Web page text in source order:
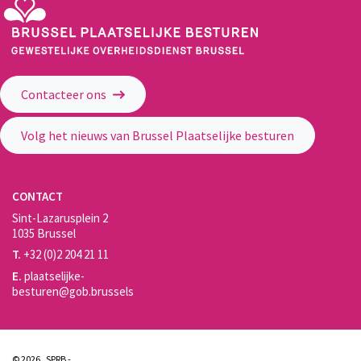
Contacteer ons
Volg het nieuws van Brussel Plaatselijke besturen
CONTACT
Sint-Lazarusplein 2
1035 Brussel
T. +32 (0)2 204 21 11
E. plaatselijke-
besturen@gob.brussels